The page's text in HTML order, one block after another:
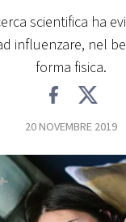
scientifica ha
influenzare, nel
forma fisica.
20 NOVEMBRE 2019